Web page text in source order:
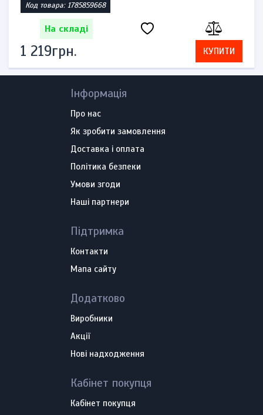
Код товара: 1785859668
На складі
1 219грн. КУПИТИ
Інформація
Про нас
Як зробити замовлення
Доставка і оплата
Політика безпеки
Умови згоди
Наші партнери
Підтримка
Контакти
Мапа сайту
Додатково
Виробники
Акції
Нові надходження
Кабінет покупця
Кабінет покупця